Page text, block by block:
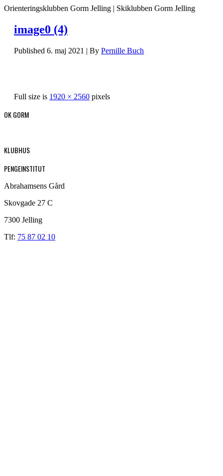
Orienteringsklubben Gorm Jelling | Skiklubben Gorm Jelling
image0 (4)
Published 6. maj 2021 | By Pernille Buch
Full size is 1920 × 2560 pixels
OK GORM
KLUBHUS
PENGEINSTITUT
Abrahamsens Gård
Skovgade 27 C
7300 Jelling
Tlf: 75 87 02 10